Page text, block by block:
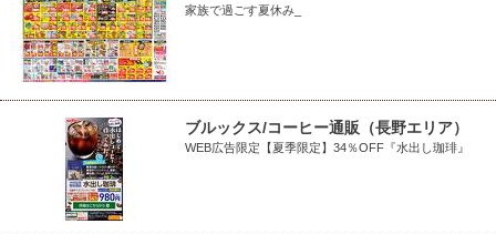
家族で過ごす夏休み_
ブルックス/コーヒー通販（長野エリア）
WEB広告限定【夏季限定】34％OFF『水出し珈琲』